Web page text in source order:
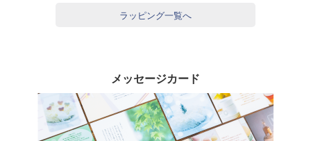
ラッピング一覧へ
メッセージカード